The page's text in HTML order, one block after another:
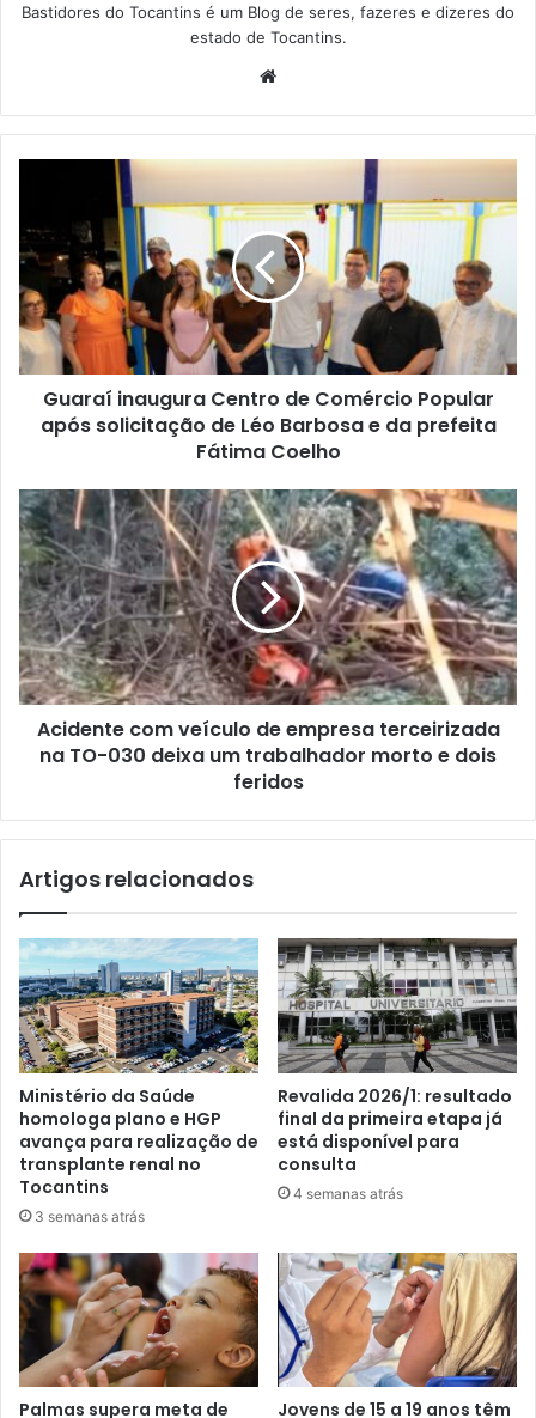
Bastidores do Tocantins é um Blog de seres, fazeres e dizeres do
estado de Tocantins.
b
s
t
e
Guaraí inaugura Centro de Comércio Popular
após solicitação de Léo Barbosa e da prefeita
Fátima Coelho
Acidente com veículo de empresa terceirizada
na TO-030 deixa um trabalhador morto e dois
feridos
Artigos relacionados
Ministério da Saúde
homologa plano e HGP
avança para realização de
transplante renal no
Tocantins
3 semanas atrás
Revalida 2026/1: resultado
final da primeira etapa já
está disponível para
consulta
4 semanas atrás
Palmas supera meta de Jovens de 15 a 19 anos têm